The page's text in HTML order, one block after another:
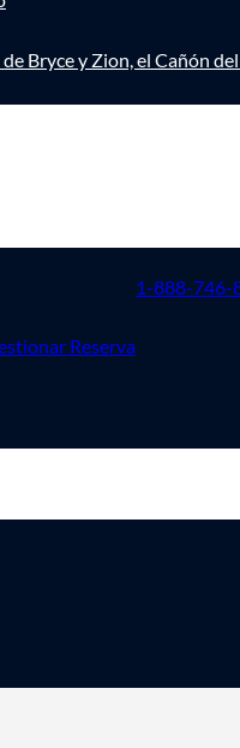
Bryce y Zion, el Cañón
Reserva
1-888-746-